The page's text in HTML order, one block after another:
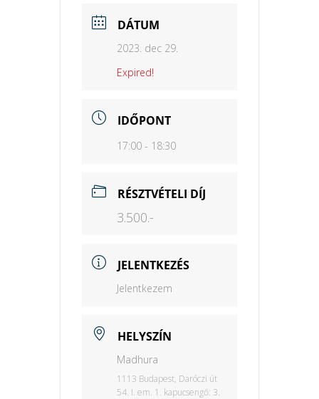
DÁTUM
2023. dec 29.
Expired!
IDŐPONT
17:00 - 18:30
RÉSZTVÉTELI DÍJ
3.500.-
JELENTKEZÉS
Jelentkezem
HELYSZÍN
Madhura
1113 Budapest, Daróczi út
54. I. em. 1. kapucsengő: 3.